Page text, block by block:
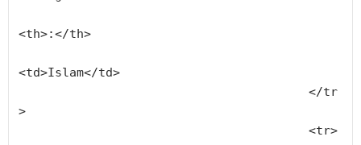
<th>:</th>
<td>Islam</td>
>
					<tr>